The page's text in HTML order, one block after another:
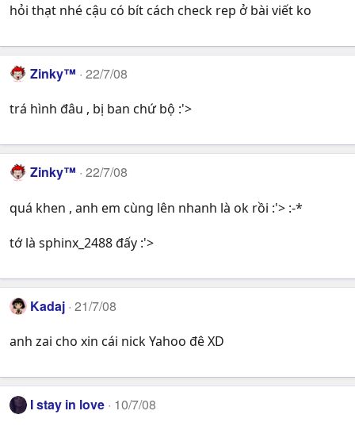
hỏi thạt nhé cậu có bít cách check rep ở bài viết ko
Zinky™ 22/7/08
trá hình đâu , bị ban chứ bộ :'>
Zinky™ 22/7/08
quá khen , anh em cùng lên nhanh là ok rồi :'> :-*
tớ là sphinx_2488 đấy :'>
Kadaj 21/7/08
anh zai cho xin cái nick Yahoo đê XD
I stay in love 10/7/08